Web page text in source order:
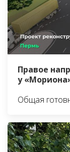
Правое
у
Общая